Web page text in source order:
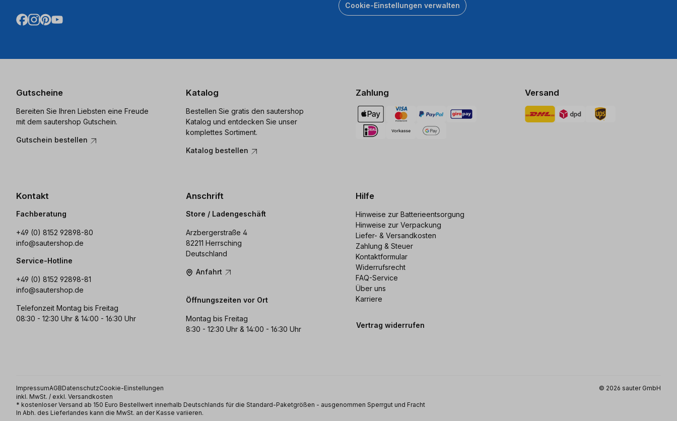
Cookie-Einstellungen verwalten
Gutscheine
Bereiten Sie Ihren Liebsten eine Freude
mit dem sautershop Gutschein.
Gutschein bestellen
Katalog
Bestellen Sie gratis den sautershop
Katalog und entdecken Sie unser
komplettes Sortiment.
Katalog bestellen
Zahlung Versand
Kontakt
Fachberatung
+49 (0) 8152 92898-80
info@sautershop.de
Service-Hotline
+49 (0) 8152 92898-81
info@sautershop.de
Telefonzeit Montag bis Freitag
08:30 - 12:30 Uhr & 14:00 - 16:30 Uhr
Anschrift
Store / Ladengeschäft
Arzbergerstraße 4
82211 Herrsching
Deutschland
Anfahrt
Öffnungszeiten vor Ort
Montag bis Freitag
8:30 - 12:30 Uhr & 14:00 - 16:30 Uhr
Hilfe
Hinweise zur Batterieentsorgung
Hinweise zur Verpackung
Liefer- & Versandkosten
Zahlung & Steuer
Kontaktformular
Widerrufsrecht
FAQ-Service
Über uns
Karriere
Vertrag widerrufen
ImpressumAGBDatenschutzCookie-Einstellungen
© 2026 sauter GmbH
inkl. MwSt. / exkl. Versandkosten
* kostenloser Versand ab 150 Euro Bestellwert innerhalb Deutschlands für die Standard-Paketgrößen - ausgenommen Sperrgut und Fracht
In Abh. des Lieferlandes kann die MwSt. an der Kasse variieren.